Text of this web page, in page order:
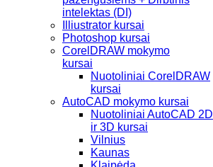
intelektas (DI)
Illiustrator kursai
Photoshop kursai
CorelDRAW mokymo
kursai
Nuotoliniai CorelDRAW
kursai
AutoCAD mokymo kursai
Nuotoliniai AutoCAD 2D
ir 3D kursai
Vilnius
Kaunas